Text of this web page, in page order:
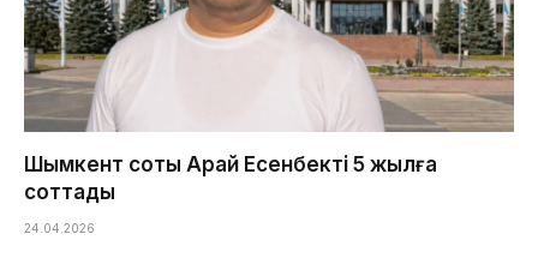
Шымкент соты Арай Есенбекті 5 жылға
соттады
24.04.2026